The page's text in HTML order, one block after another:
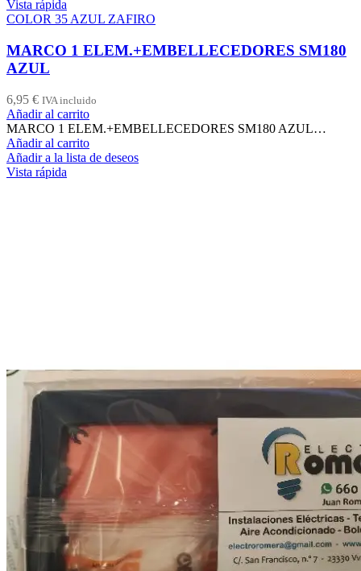
Vista rápida
COLOR 35 AZUL ZAFIRO
MARCO 1 ELEM.+EMBELLECEDORES SM180
AZUL
6,95 € IVA incluido
Añadir al carrito
MARCO 1 ELEM.+EMBELLECEDORES SM180 AZUL…
Añadir al carrito
Añadir a la lista de deseos
Vista rápida